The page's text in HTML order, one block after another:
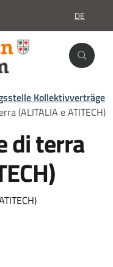
DE
Kollektivverträge
(ALITALIA e ATITECH)
di terra